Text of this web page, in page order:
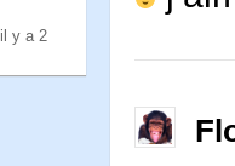
il y a 2